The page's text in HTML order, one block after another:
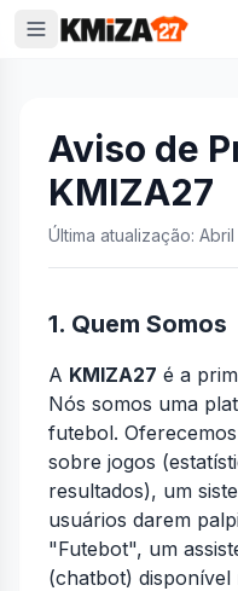
Aviso de
KMIZA27
Última atualização:
1. Quem Somos
A KMIZA27 é a
Nós somos uma
futebol.
sobre jogos
resultados), um
usuários darem
"Futebot", um
(chatbot) disponível